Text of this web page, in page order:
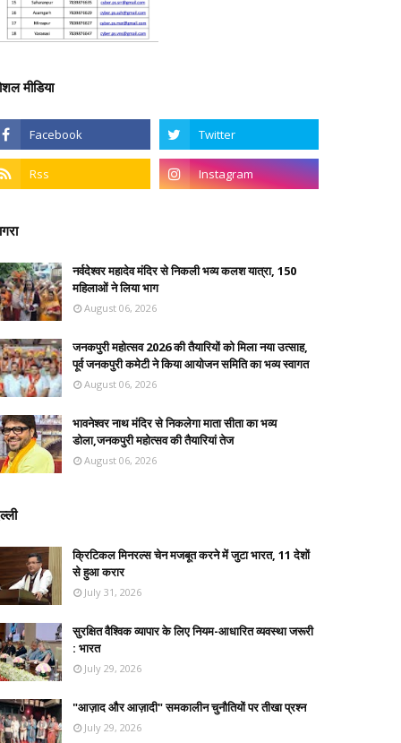
मीडिया
नर्वदेश्वर महादेव मंदिर से निकली भव्य कलश यात्रा, 150
महिलाओं ने लिया भाग
August 06, 2026
जनकपुरी महोत्सव 2026 की तैयारियों को मिला नया उत्साह,
पूर्व जनकपुरी कमेटी ने किया आयोजन समिति का भव्य स्वागत
August 06, 2026
भावनेश्वर नाथ मंदिर से निकलेगा माता सीता का भव्य
डोला,जनकपुरी महोत्सव की तैयारियां तेज
August 06, 2026
क्रिटिकल मिनरल्स चेन मजबूत करने में जुटा भारत, 11 देशों
से हुआ करार
July 31, 2026
सुरक्षित वैश्विक व्यापार के लिए नियम-आधारित व्यवस्था जरूरी
: भारत
July 29, 2026
"आज़ाद और आज़ादी" समकालीन चुनौतियों पर तीखा प्रश्न
July 29, 2026